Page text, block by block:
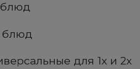
блюд
для 1х и 2х